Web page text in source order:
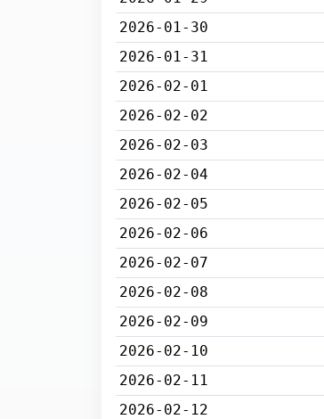
2026-01-30
2026-01-31
2026-02-01
2026-02-02
2026-02-03
2026-02-04
2026-02-05
2026-02-06
2026-02-07
2026-02-08
2026-02-09
2026-02-10
2026-02-11
2026-02-12